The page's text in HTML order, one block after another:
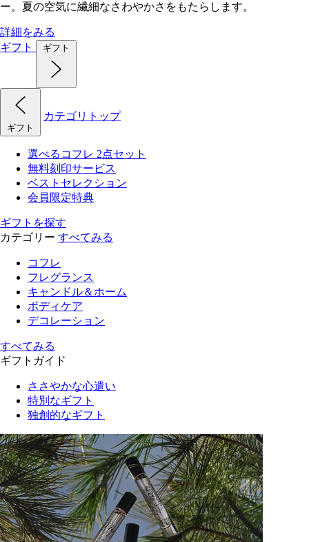
ー。夏の空気に繊細なさわやかさをもたらします。
詳細をみる
ギフト
ギフト
ギフト
カテゴリトップ
選べるコフレ 2点セット
無料刻印サービス
ベストセレクション
会員限定特典
ギフトを探す
カテゴリー すべてみる
コフレ
フレグランス
キャンドル＆ホーム
ボディケア
デコレーション
すべてみる
ギフトガイド
ささやかな心遣い
特別なギフト
独創的なギフト